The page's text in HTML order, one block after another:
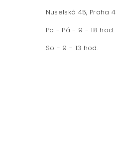
Nuselská 45, Praha 4
Po - Pá - 9 - 18 hod.
So - 9 - 13 hod.